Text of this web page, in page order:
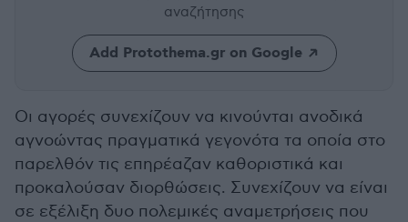
αναζήτησης
Add Protothema.gr on Google
Οι αγορές συνεχίζουν να κινούνται ανοδικά
αγνοώντας πραγματικά γεγονότα τα οποία στο
παρελθόν τις επηρέαζαν καθοριστικά και
προκαλούσαν διορθώσεις. Συνεχίζουν να είναι
σε εξέλιξη δυο πολεμικές αναμετρήσεις που